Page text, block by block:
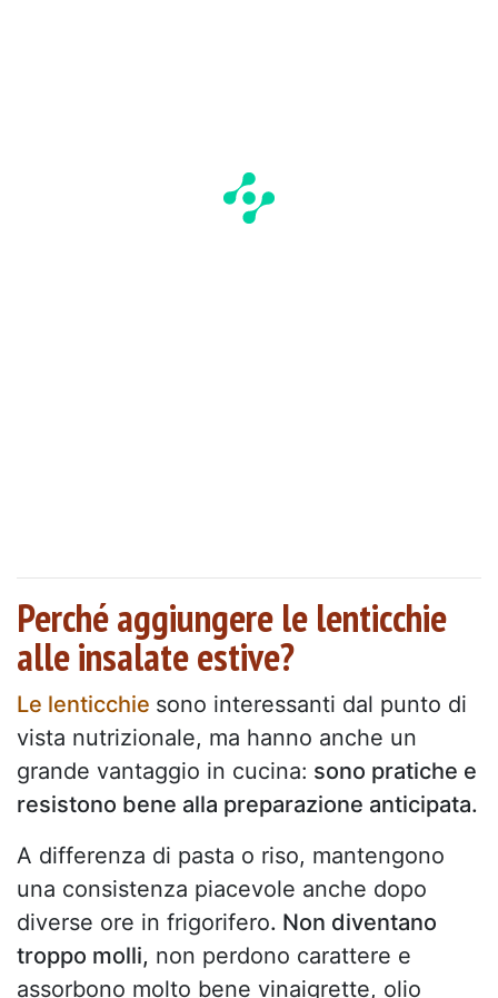
Perché aggiungere le lenticchie
alle insalate estive?
Le lenticchie sono interessanti dal punto di
vista nutrizionale, ma hanno anche un
grande vantaggio in cucina: sono pratiche e
resistono bene alla preparazione anticipata.
A differenza di pasta o riso, mantengono
una consistenza piacevole anche dopo
diverse ore in frigorifero. Non diventano
troppo molli, non perdono carattere e
assorbono molto bene vinaigrette, olio